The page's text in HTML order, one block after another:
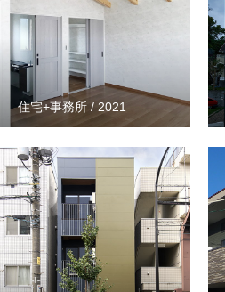
住宅+事務所 / 2021